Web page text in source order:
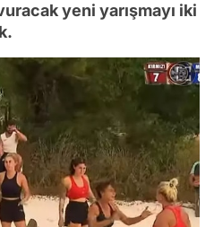
yeni yarışmayı iki